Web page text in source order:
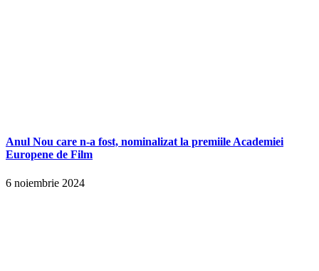
Anul Nou care n-a fost, nominalizat la premiile Academiei
Europene de Film
6 noiembrie 2024